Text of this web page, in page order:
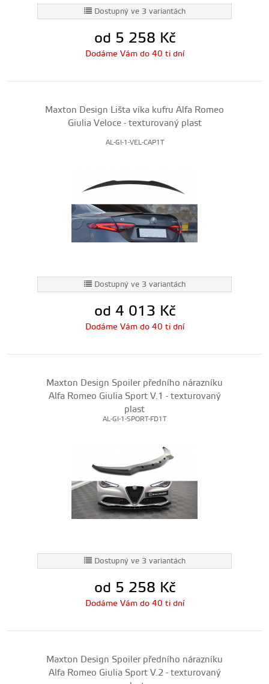
Dostupný ve 3 variantách
od 5 258 Kč
Dodáme Vám do 40 ti dní
Maxton Design Lišta víka kufru Alfa Romeo
Giulia Veloce - texturovaný plast
AL-GI-1-VEL-CAP1T
Dostupný ve 3 variantách
od 4 013 Kč
Dodáme Vám do 40 ti dní
Maxton Design Spoiler předního nárazníku
Alfa Romeo Giulia Sport V.1 - texturovaný
plast
AL-GI-1-SPORT-FD1T
Dostupný ve 3 variantách
od 5 258 Kč
Dodáme Vám do 40 ti dní
Maxton Design Spoiler předního nárazníku
Alfa Romeo Giulia Sport V.2 - texturovaný